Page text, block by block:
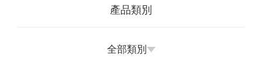
產品類別
全部類別